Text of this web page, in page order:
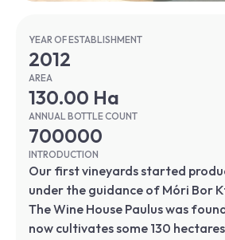
YEAR OF ESTABLISHMENT
2012
AREA
130.00 Ha
ANNUAL BOTTLE COUNT
700000
INTRODUCTION
Our first vineyards started
under the guidance of Móri Bor
The Wine House Paulus was
now cultivates some 130